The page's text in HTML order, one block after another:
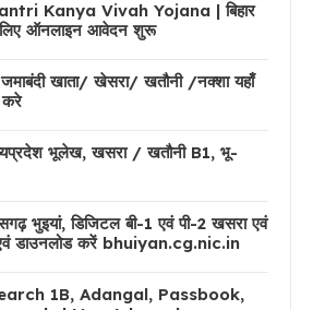
Kanya Vivah Yojana | बिहार
लिए ऑनलाइन आवेदन शुरू
खाता/ खेसरा/ खतौनी /नक्शा यहाँ
भूलेख, खसरा / खतौनी B1, भू-
भुइयां, डिजिटल बी-1 एवं पी-2 खसरा एवं
डाउनलोड करें bhuiyan.cg.nic.in
1B, Adangal, Passbook,